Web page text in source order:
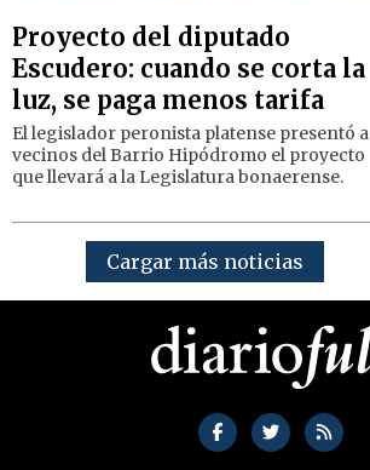
Proyecto del diputado
Escudero: cuando se corta la
luz, se paga menos tarifa
El legislador peronista platense presentó a
vecinos del Barrio Hipódromo el proyecto
que llevará a la Legislatura bonaerense.
Cargar más noticias